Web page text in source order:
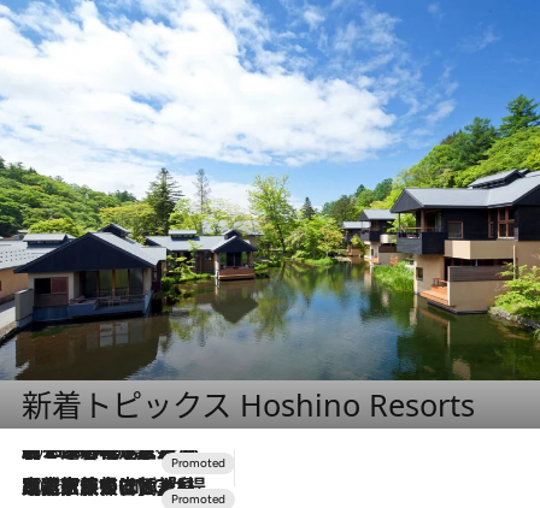
新着トピックス Hoshino Resorts
2026.8.7
【トンボの足水浴】ヒノキの香りに包まれて涼感マックス！約13℃の湧水かけ流しを避暑地「星野温泉 トンボの湯」で体験
2026.7.31
【ホテル帰省】という選択肢をOMOが提案。家族とほどよい距離を保つには「昼は実家、夜は気兼ねなくホテルで！」